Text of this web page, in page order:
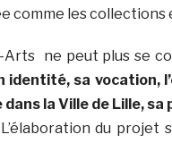
comme les collections
Arts ne peut plus se
identité, sa vocation,
la Ville de Lille,
du projet